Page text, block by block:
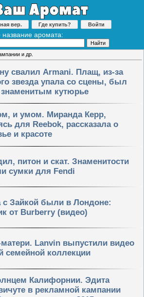
вер. Где купить? Войти
название аромата:
и др.
свалил Armani. Плащ, из-за
звезда упала со сцены, был
кутюрье
и умом. Миранда Керр,
для Reebok, рассказала о
и красоте
питон и скат. Знаменитости
сумки для Fendi
Зайкой были в Лондоне:
от Burberry (видео)
Lanvin выпустили видео
семейной коллекции
Калифорнии. Эдита
в рекламной кампании